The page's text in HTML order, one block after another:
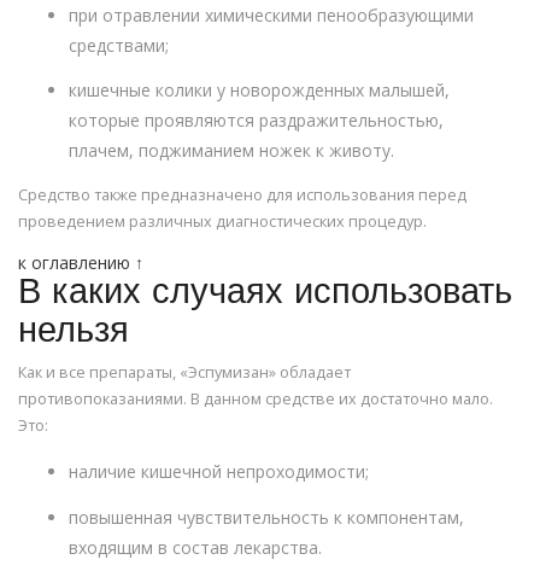
при отравлении химическими пенообразующими
средствами;
кишечные колики у новорожденных малышей,
которые проявляются раздражительностью,
плачем, поджиманием ножек к животу.
Средство также предназначено для использования перед
проведением различных диагностических процедур.
к оглавлению ↑
В каких случаях использовать
нельзя
Как и все препараты, «Эспумизан» обладает
противопоказаниями. В данном средстве их достаточно мало.
Это:
наличие кишечной непроходимости;
повышенная чувствительность к компонентам,
входящим в состав лекарства.